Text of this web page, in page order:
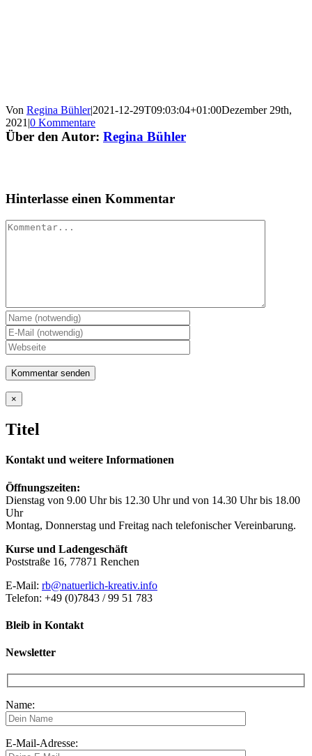
Von Regina Bühler|2021-12-29T09:03:04+01:00Dezember 29th,
2021 |0 Kommentare
Über den Autor: Regina Bühler
Hinterlasse einen Kommentar
Kommentar
Close
product
view
×
Titel
Kontakt und weitere Informationen
Öffnungszeiten:
Dienstag von 9.00 Uhr bis 12.30 Uhr und von 14.30 Uhr bis 18.00
Uhr
Montag, Donnerstag und Freitag nach telefonischer Vereinbarung.
Kurse und Ladengeschäft
Poststraße 16, 77871 Renchen
E-Mail: rb@natuerlich-kreativ.info
Telefon: +49 (0)7843 / 99 51 783
Bleib in Kontakt
Newsletter
Name:
E-Mail-Adresse: